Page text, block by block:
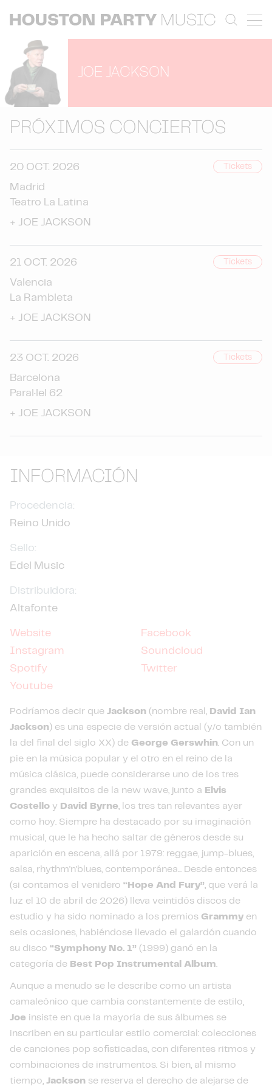
JOE JACKSON
PRÓXIMOS CONCIERTOS
20 OCT. 2026 Tickets
+ JOE JACKSON
Madrid
Teatro La Latina
21 OCT. 2026 Tickets
+ JOE JACKSON
Valencia
La Rambleta
23 OCT. 2026 Tickets
+ JOE JACKSON
Barcelona
Paral·lel 62
INFORMACIÓN
Procedencia:
Reino Unido
Sello:
Edel Music
Distribuidora:
Altafonte
Website
Facebook
Instagram
Soundcloud
Spotify
Twitter
Youtube
Podríamos decir que Jackson (nombre real, David Ian
Jackson) es una especie de versión actual (y/o también
la del final del siglo XX) de George Gerswhin. Con un
pie en la música popular y el otro en el reino de la
música clásica, puede considerarse uno de los tres
grandes exquisitos de la new wave, junto a Elvis
Costello y David Byrne, los tres tan relevantes ayer
como hoy. Siempre ha destacado por su imaginación
musical, que le ha hecho saltar de géneros desde su
aparición en escena, allá por 1979: reggae, jump-blues,
salsa, rhythm'n'blues, contemporánea... Desde entonces
(si contamos el venidero “Hope And Fury”, que verá la
luz el 10 de abril de 2026) lleva veintidós discos de
estudio y ha sido nominado a los premios Grammy en
seis ocasiones, habiéndose llevado el galardón cuando
su disco “Symphony No. 1” (1999) ganó en la
categoría de Best Pop Instrumental Album.
Aunque a menudo se le describe como un artista
camaleónico que cambia constantemente de estilo,
Joe insiste en que la mayoría de sus álbumes se
inscriben en su particular estilo comercial: colecciones
de canciones pop sofisticadas, con diferentes ritmos y
combinaciones de instrumentos. Si bien, al mismo
tiempo, Jackson se reserva el derecho de alejarse de